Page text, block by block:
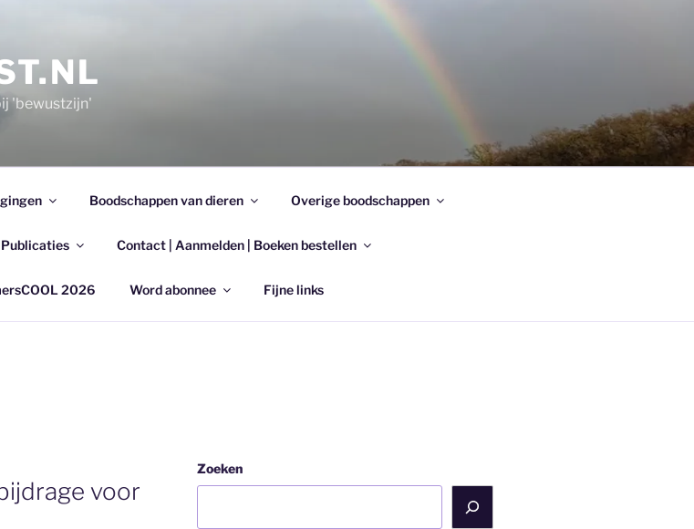
'bewustzijn'
Boodschappen van dieren Overige boodschappen
Publicaties Contact | Aanmelden | Boeken bestellen
2026 Word abonnee Fijne links
voor
Zoeken